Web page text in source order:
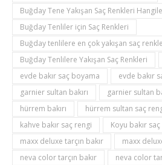
Buğday Tene Yakışan Saç Renkleri
Buğday Tenliler için Saç Renkleri
Buğday tenlilere en çok yakışan saç
Buğday Tenlilere Yakışan Saç Renkleri
evde bakır saç boyama
evde bakır
garnier sultan bakırı
garnier sultan
hürrem bakırı
hürrem sultan saç
kahve bakır saç rengi
Koyu bakır
maxx deluxe tarçın bakır
maxx
neva color tarçın bakır
neva color